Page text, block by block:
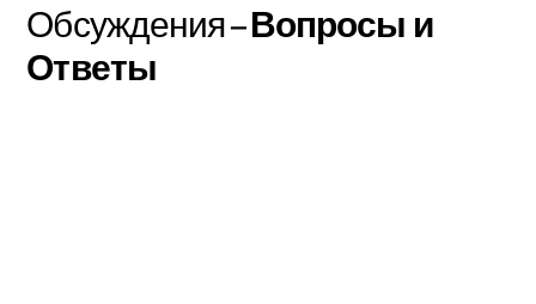
Обсуждения –Вопросы и
Ответы